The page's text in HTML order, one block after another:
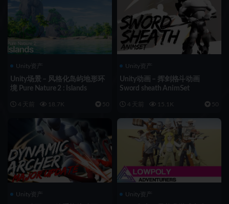
Unity资产
Unity场景 – 风格化岛屿地形环
境 Pure Nature 2 : Islands
4 天前 18.7K 50
Unity资产
Unity动画 – 挥剑格斗动画
Sword sheath AnimSet
4 天前 15.1K 50
Unity资产 Unity资产